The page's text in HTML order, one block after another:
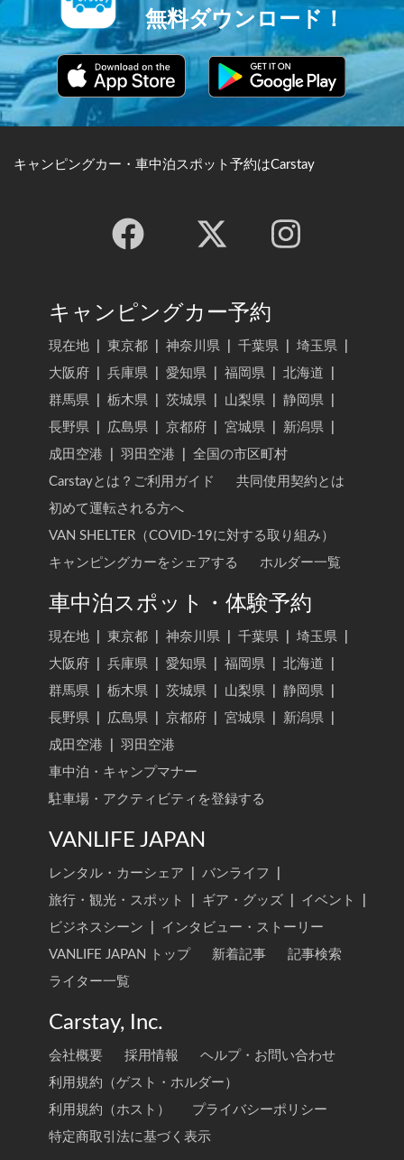
無料ダウンロード！
キャンピングカー・車中泊スポット予約はCarstay
キャンピングカー予約
現在地 東京都 神奈川県 千葉県 埼玉県
大阪府
兵庫県 愛知県 福岡県 北海道
群馬県
栃木県 茨城県 山梨県 静岡県
長野県
広島県 京都府 宮城県 新潟県
成田空港
羽田空港
全国の市区町村
Carstayとは？ご利用ガイド
共同使用契約とは
初めて運転される方へ
VAN SHELTER（COVID-19に対する取り組み）
キャンピングカーをシェアする
ホルダー一覧
車中泊スポット・体験予約
現在地 東京都 神奈川県 千葉県 埼玉県
大阪府
兵庫県 愛知県 福岡県 北海道
群馬県
栃木県 茨城県 山梨県 静岡県
長野県
広島県 京都府 宮城県 新潟県
成田空港
羽田空港
車中泊・キャンプマナー
駐車場・アクティビティを登録する
VANLIFE JAPAN
レンタル・カーシェア バンライフ
旅行・観光・スポット
ギア・グッズ イベント
ビジネスシーン
インタビュー・ストーリー
VANLIFE JAPAN トップ
新着記事
記事検索
ライター一覧
Carstay, Inc.
会社概要 採用情報
ヘルプ・お問い合わせ
利用規約（ゲスト・ホルダー）
利用規約（ホスト）
プライバシーポリシー
特定商取引法に基づく表示